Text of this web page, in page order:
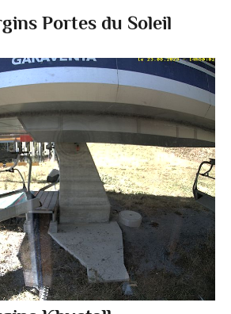
Portes du Soleil